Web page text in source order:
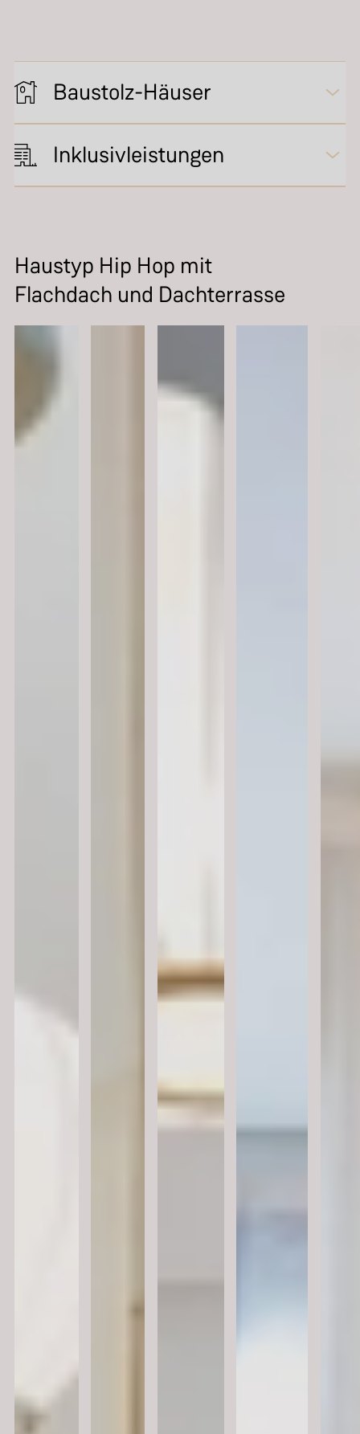
Baustolz-Häuser
Inklusivleistungen
Haustyp Hip Hop mit
Flachdach und Dachterrasse